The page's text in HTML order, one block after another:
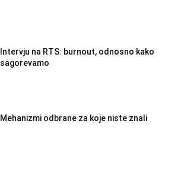
Intervju na RTS: burnout, odnosno kako
sagorevamo
Mehanizmi odbrane za koje niste znali